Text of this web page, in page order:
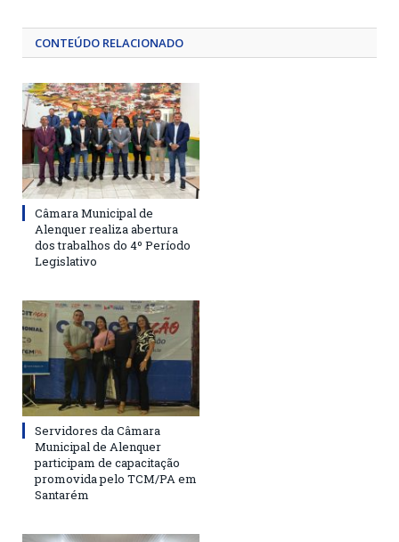
CONTEÚDO RELACIONADO
Câmara Municipal de
Alenquer realiza abertura
dos trabalhos do 4º Período
Legislativo
Servidores da Câmara
Municipal de Alenquer
participam de capacitação
promovida pelo TCM/PA em
Santarém